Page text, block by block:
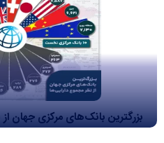
بزرگترین بانک‌های مرکزی جهان